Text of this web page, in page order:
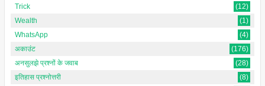
Trick
(12)
Wealth
(1)
WhatsApp
(4)
अकाउंट
(176)
अनसुलझे प्रश्नों के जवाब
(28)
इतिहास प्रश्नोत्तरी
(8)